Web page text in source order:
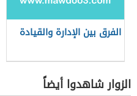
الفرق بين الإدارة والقيادة
الزوار شاهدوا أيضاً